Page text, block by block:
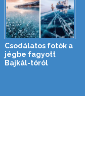
Csodálatos fotók a
jégbe fagyott
Bajkál-tóról